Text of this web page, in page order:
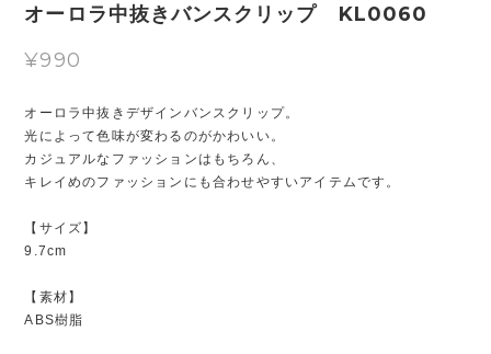
オーロラ中抜きバンスクリップ KL0060
¥990
オーロラ中抜きデザインバンスクリップ。
光によって色味が変わるのがかわいい。
カジュアルなファッションはもちろん、
キレイめのファッションにも合わせやすいアイテムです。
【サイズ】
9.7cm
【素材】
ABS樹脂